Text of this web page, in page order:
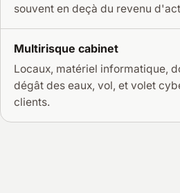
souvent en deçà du revenu
Multirisque cabinet
Locaux, matériel informatique,
dégât des eaux, vol, et volet
clients.